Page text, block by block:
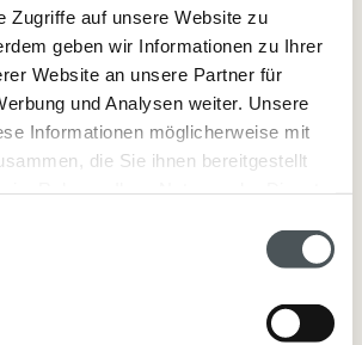
Zugriffe auf unsere Website zu
geben wir Informationen zu Ihrer
Website an unsere Partner für
und Analysen weiter. Unsere
Informationen möglicherweise mit
die Sie ihnen bereitgestellt
In den Warenkorb
langsam erhitzt, der erfahrene Blick unseres
zu wissen, wann der richtige Moment
heiße Wachse vorsichtig und behutsam in das